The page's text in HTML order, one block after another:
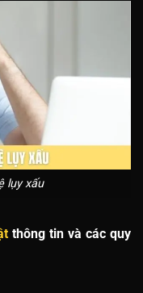
lụy xấu
thông tin và các quy